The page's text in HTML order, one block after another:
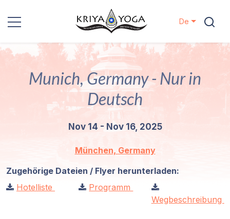
Kriya Yoga
Nächstenliebe
Unsere
De
Munich, Germany - Nur in
Deutsch
Nov 14 - Nov 16, 2025
München, Germany
Zugehörige Dateien / Flyer herunterladen:
Hotelliste
Programm
Wegbeschreibung